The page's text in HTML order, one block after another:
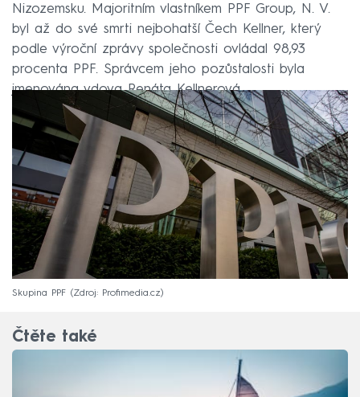
Nizozemsku. Majoritním vlastníkem PPF Group, N. V.
byl až do své smrti nejbohatší Čech Kellner, který
podle výroční zprávy společnosti ovládal 98,93
procenta PPF. Správcem jeho pozůstalosti byla
jmenována vdova Renáta Kellnerová.
Skupina PPF Zdroj: Profimedia.cz
Čtěte také